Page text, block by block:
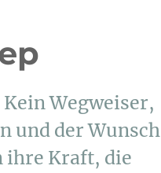
Wegweiser,
und der
ihre Kraft, die